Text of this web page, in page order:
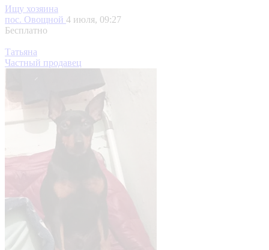
Ищу хозяина
пос. Овощной 4 июля, 09:27
Бесплатно
Татьяна
Частный продавец